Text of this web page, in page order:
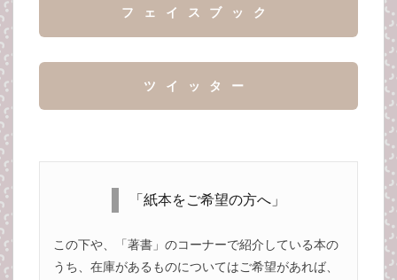
フェイスブック
ツイッター
「紙本をご希望の方へ」
この下や、「著書」のコーナーで紹介している本の
うち、在庫があるものについてはご希望があれば、